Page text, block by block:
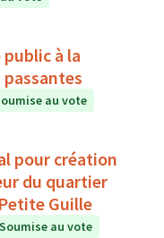
à la
passantes
au vote
pour création
du quartier
Guille
Soumise au vote